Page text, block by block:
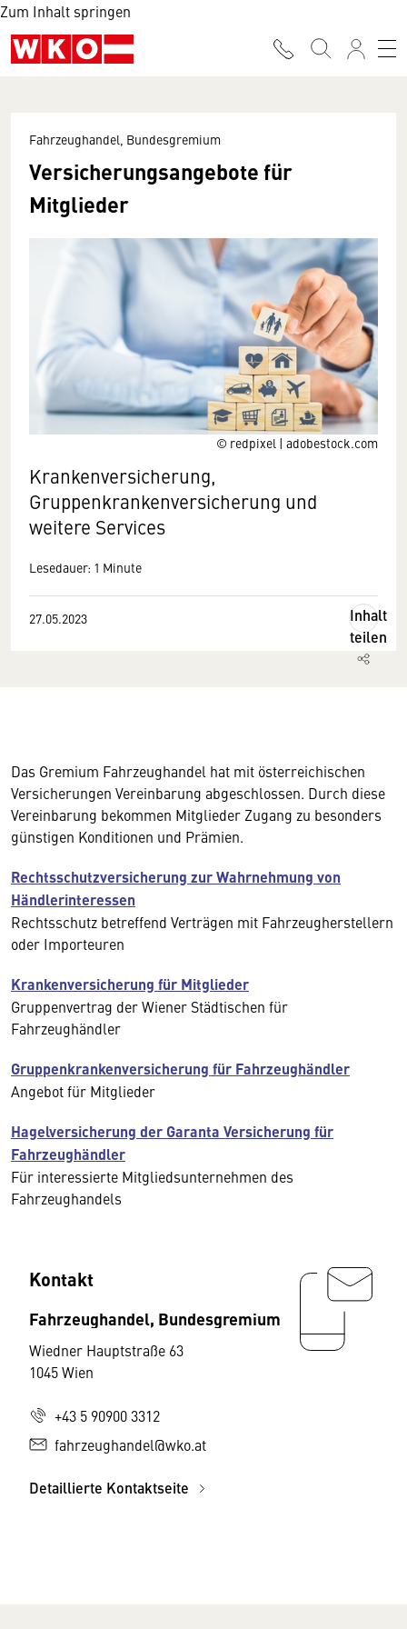
Zum Inhalt springen
© redpixel | adobestock.com
Fahrzeughandel, Bundesgremium
Versicherungsangebote für
Mitglieder
Krankenversicherung,
Gruppenkrankenversicherung und
weitere Services
Lesedauer: 1 Minute
27.05.2023
Inhalt
teilen
Das Gremium Fahrzeughandel hat mit österreichischen
Versicherungen Vereinbarung abgeschlossen. Durch diese
Vereinbarung bekommen Mitglieder Zugang zu besonders
günstigen Konditionen und Prämien.
Rechtsschutzversicherung zur Wahrnehmung von
Händlerinteressen
Rechtsschutz betreffend Verträgen mit Fahrzeugherstellern
oder Importeuren
Krankenversicherung für Mitglieder
Gruppenvertrag der Wiener Städtischen für
Fahrzeughändler
Gruppenkrankenversicherung für Fahrzeughändler
Angebot für Mitglieder
Hagelversicherung der Garanta Versicherung für
Fahrzeughändler
Für interessierte Mitgliedsunternehmen des
Fahrzeughandels
Kontakt
Fahrzeughandel, Bundesgremium
Wiedner Hauptstraße 63
1045 Wien
+43 5 90900 3312
fahrzeughandel@wko.at
Detaillierte Kontaktseite